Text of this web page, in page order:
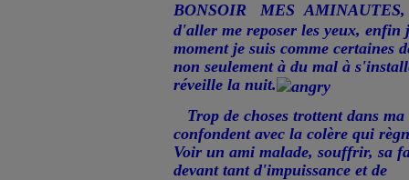
BONSOIR MES AMINAUTES,
d'aller me reposer les yeux, enfin
moment je suis comme certaines
non seulement à du mal à
réveille la nuit.
Trop de choses trottent dans ma
confondent avec la colère qui
Voir un ami malade, souffrir, sa
devant tant d'impuissance et de